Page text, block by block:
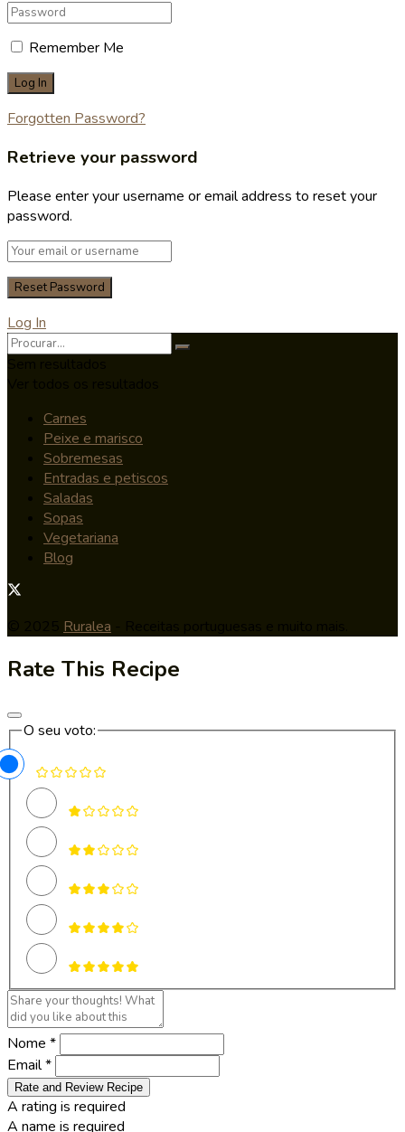
Remember Me
Forgotten Password?
Retrieve your password
Please enter your username or email address to reset your
password.
Log In
Carnes
Peixe e marisco
Sobremesas
Entradas e petiscos
Saladas
Sopas
Vegetariana
Blog
Ruralea
Rate This Recipe
O seu voto:
Nome *
Email *
Rate and Review Recipe
A rating is required
A name is required